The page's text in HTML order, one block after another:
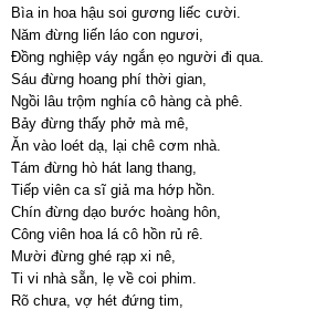
Bìa in hoa hậu soi gương liếc cười.
Năm đừng liến láo con ngươi,
Đồng nghiệp váy ngắn ẹo người đi qua.
Sáu đừng hoang phí thời gian,
Ngồi lâu trộm nghía cô hàng cà phê.
Bảy đừng thấy phở mà mê,
Ăn vào loét dạ, lại chê cơm nhà.
Tám đừng hò hát lang thang,
Tiếp viên ca sĩ giả ma hớp hồn.
Chín đừng dạo bước hoàng hôn,
Công viên hoa lá cô hồn rủ rê.
Mười đừng ghé rạp xi nê,
Ti vi nhà sẵn, lẹ về coi phim.
Rõ chưa, vợ hét đứng tim,